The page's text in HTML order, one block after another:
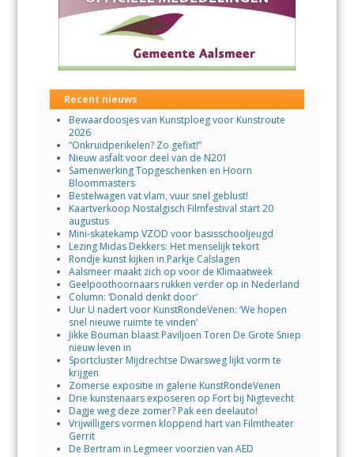
Recent nieuws
Bewaardoosjes van Kunstploeg voor Kunstroute
2026
“Onkruidperikelen? Zo gefixt!”
Nieuw asfalt voor deel van de N201
Samenwerking Topgeschenken en Hoorn
Bloommasters
Bestelwagen vat vlam, vuur snel geblust!
Kaartverkoop Nostalgisch Filmfestival start 20
augustus
Mini-skatekamp VZOD voor basisschooljeugd
Lezing Midas Dekkers: Het menselijk tekort
Rondje kunst kijken in Parkje Calslagen
Aalsmeer maakt zich op voor de Klimaatweek
Geelpoothoornaars rukken verder op in Nederland
Column: ‘Donald denkt door’
Uur U nadert voor KunstRondeVenen: ‘We hopen
snel nieuwe ruimte te vinden’
Jikke Bouman blaast Paviljoen Toren De Grote Sniep
nieuw leven in
Sportcluster Mijdrechtse Dwarsweg lijkt vorm te
krijgen
Zomerse expositie in galerie KunstRondeVenen
Drie kunstenaars exposeren op Fort bij Nigtevecht
Dagje weg deze zomer? Pak een deelauto!
Vrijwilligers vormen kloppend hart van Filmtheater
Gerrit
De Bertram in Legmeer voorzien van AED